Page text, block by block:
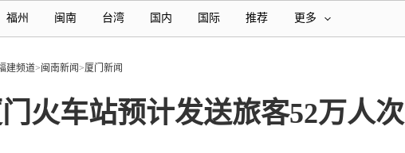
福州 闽南 台湾 国内 国际 推荐 更多
建频道>闽南新闻>厦门新闻
火车站预计发送旅客52万人次